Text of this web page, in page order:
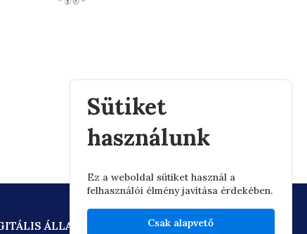
ÁLLAMPOLGÁRSÁG
Sütiket
használunk
Ez a weboldal sütiket használ a
felhasználói élmény javítása érdekében.
Csak alapvető